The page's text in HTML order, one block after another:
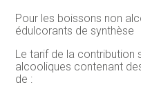
Dématérialisation / collecte
Pour les boissons non
édulcorants de synthèse
Le tarif de la contribution
alcooliques contenant
de :